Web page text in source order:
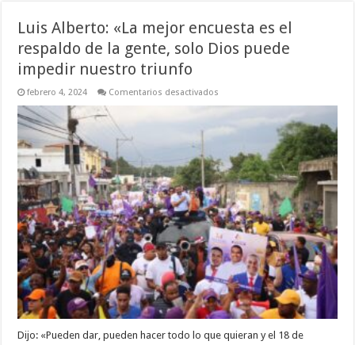
Luis Alberto: «La mejor encuesta es el
respaldo de la gente, solo Dios puede
impedir nuestro triunfo
febrero 4, 2024 Comentarios desactivados
mejor
el
respaldo
de
la
gente,
solo
Dios
puede
impedir
nuestro
triunfo
Dijo: «Pueden dar, pueden hacer todo lo que quieran y el 18 de